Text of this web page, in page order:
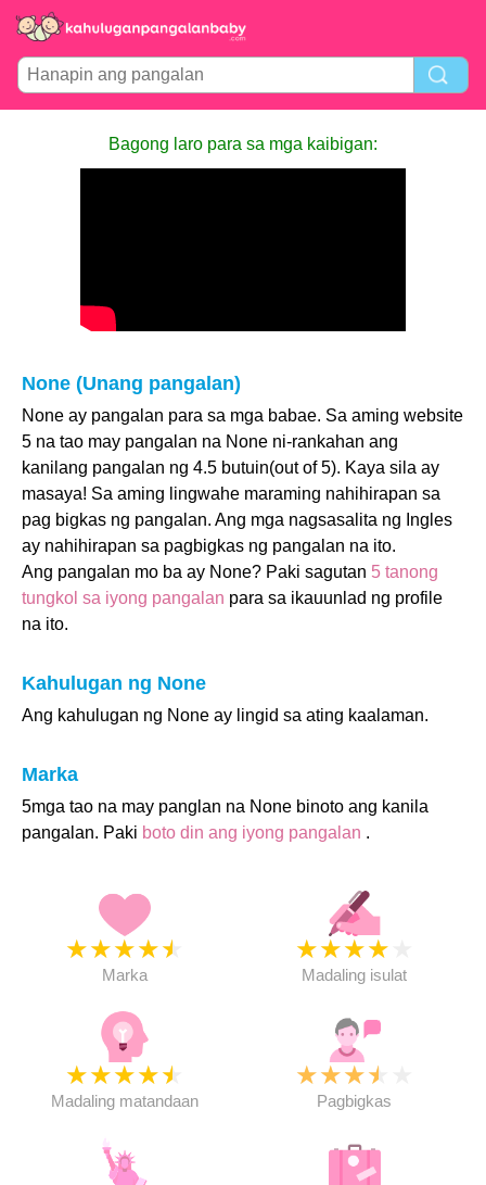
Bagong laro para sa mga kaibigan:
None (Unang pangalan)
None ay pangalan para sa mga babae. Sa aming website
5 na tao may pangalan na None ni-rankahan ang
kanilang pangalan ng 4.5 butuin(out of 5). Kaya sila ay
masaya! Sa aming lingwahe maraming nahihirapan sa
pag bigkas ng pangalan. Ang mga nagsasalita ng Ingles
ay nahihirapan sa pagbigkas ng pangalan na ito.
Ang pangalan mo ba ay None? Paki sagutan 5 tanong
tungkol sa iyong pangalan para sa ikauunlad ng profile
na ito.
Kahulugan ng None
Ang kahulugan ng None ay lingid sa ating kaalaman.
Marka
5mga tao na may panglan na None binoto ang kanila
pangalan. Paki boto din ang iyong pangalan .
★★★★★
Marka
★★★★
Madaling isulat
★★★★★
Madaling matandaan
★★★★
Pagbigkas